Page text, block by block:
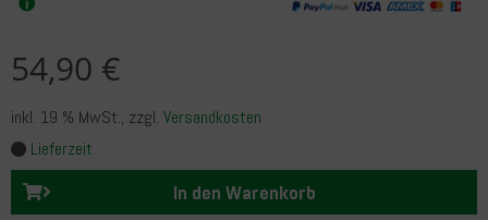
54,90 €
inkl. 19 % MwSt., zzgl. Versandkosten
Lieferzeit
In den Warenkorb